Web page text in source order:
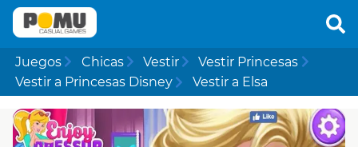
Juegos Chicas Vestir
Vestir Princesas
Vestir a Princesas Disney
Vestir a Elsa